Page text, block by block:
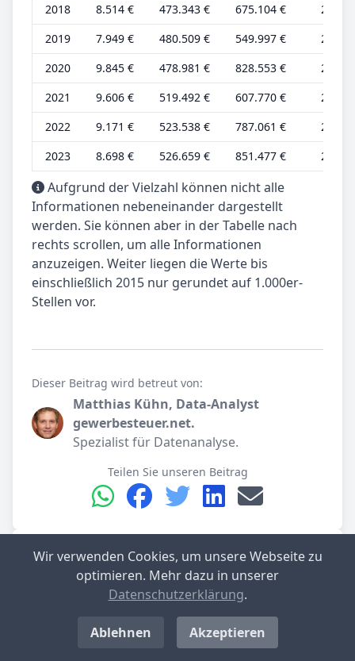
2018
8.514 € 473.343 € 675.104 €
2.504
2019
7.949 € 480.509 € 549.997 €
2.338
2020
9.845 € 478.981 € 828.553 €
2.896
2021
9.606 € 519.492 € 607.770 €
2.668
2022
9.171 € 523.538 € 787.061 €
2.548
2023
8.698 € 526.659 € 851.477 € 2.416
Aufgrund der Vielzahl können nicht alle
Informationen nebeneinander dargestellt
werden. Sie können aber in der Tabelle nach
rechts scrollen, um alle Informationen
anzuzeigen. Weiter liegen die Werte bis
einschließlich 2015 nur gerundet auf 1.000er-
Stellen vor.
Dieser Beitrag wird betreut von:
Matthias Kühn, Data-Analyst
gewerbesteuer.net.
Spezialist für Datenanalyse.
Teilen Sie unseren Beitrag
Burg (Dithmarschen) im Detail
Dithmarschen
Wir verwenden Cookies, um unsere Webseite zu
optimieren. Mehr dazu in unserer
Datenschutzerklärung.
Ablehnen Akzeptieren